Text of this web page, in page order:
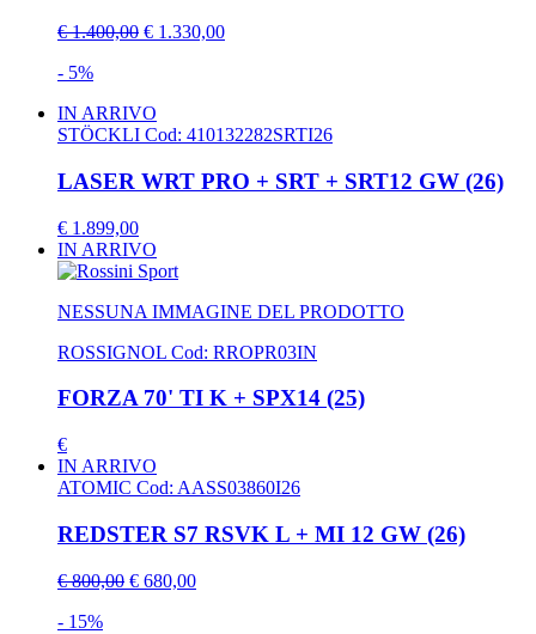
€ 1.400,00 € 1.330,00
- 5%
IN ARRIVO
STÖCKLI Cod: 410132282SRTI26
LASER WRT PRO + SRT + SRT12 GW (26)
€ 1.899,00
IN ARRIVO
NESSUNA IMMAGINE DEL PRODOTTO
ROSSIGNOL Cod: RROPR03IN
FORZA 70' TI K + SPX14 (25)
€
IN ARRIVO
ATOMIC Cod: AASS03860I26
REDSTER S7 RSVK L + MI 12 GW (26)
€ 800,00 € 680,00
- 15%